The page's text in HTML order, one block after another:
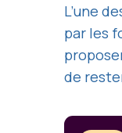
L’une
par les
de